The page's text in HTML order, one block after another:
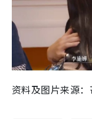
资料及图片来源